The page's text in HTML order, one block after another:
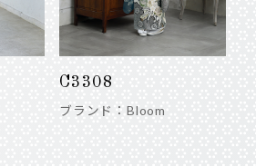
C3308
ブランド：Bloom